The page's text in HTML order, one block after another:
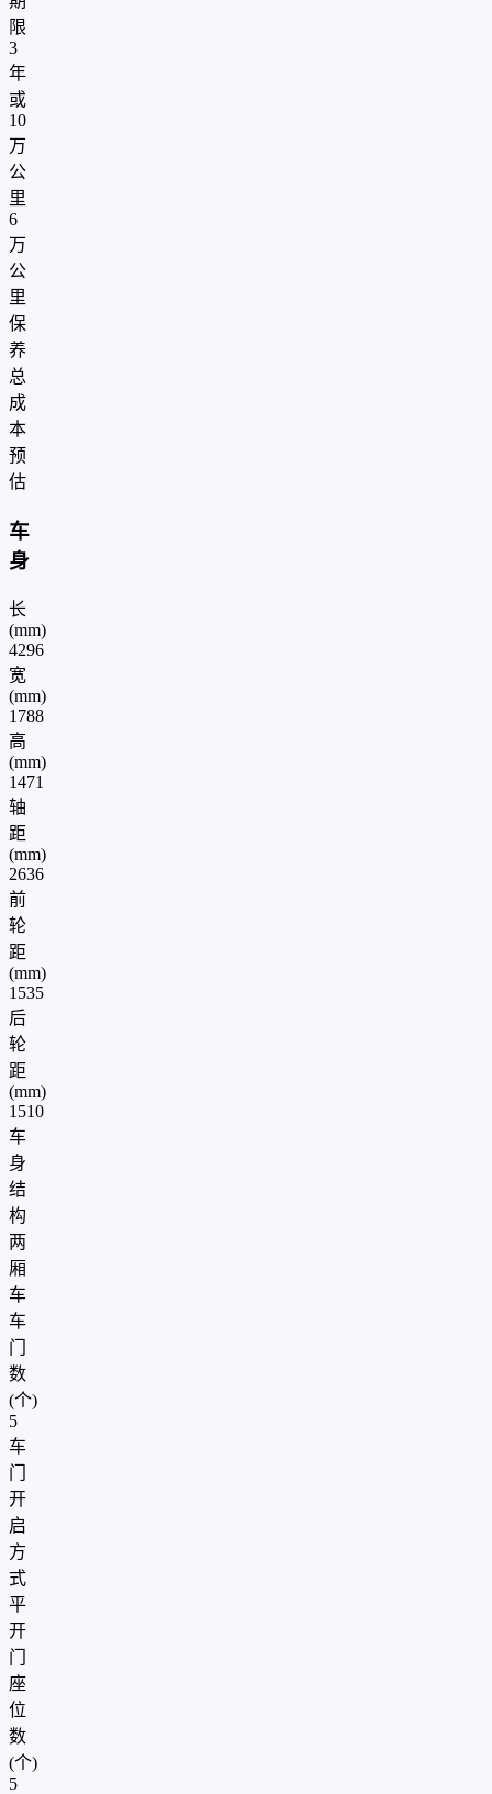
限
3
年
或
10
万
公
里
6
万
公
里
保
养
总
成
本
预
估
车
身
长
(mm)
4296
宽
(mm)
1788
高
(mm)
1471
轴
距
(mm)
2636
前
轮
距
(mm)
1535
后
轮
距
(mm)
1510
车
身
结
构
两
厢
车
车
门
数
(个)
5
车
门
开
启
方
式
平
开
门
座
位
数
(个)
5